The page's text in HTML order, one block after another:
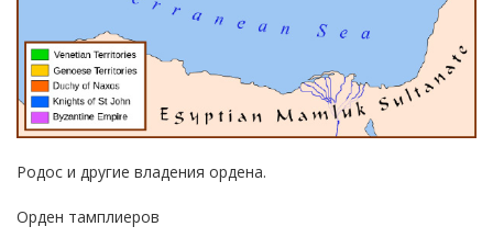
Родос и другие владения ордена.
Орден тамплиеров